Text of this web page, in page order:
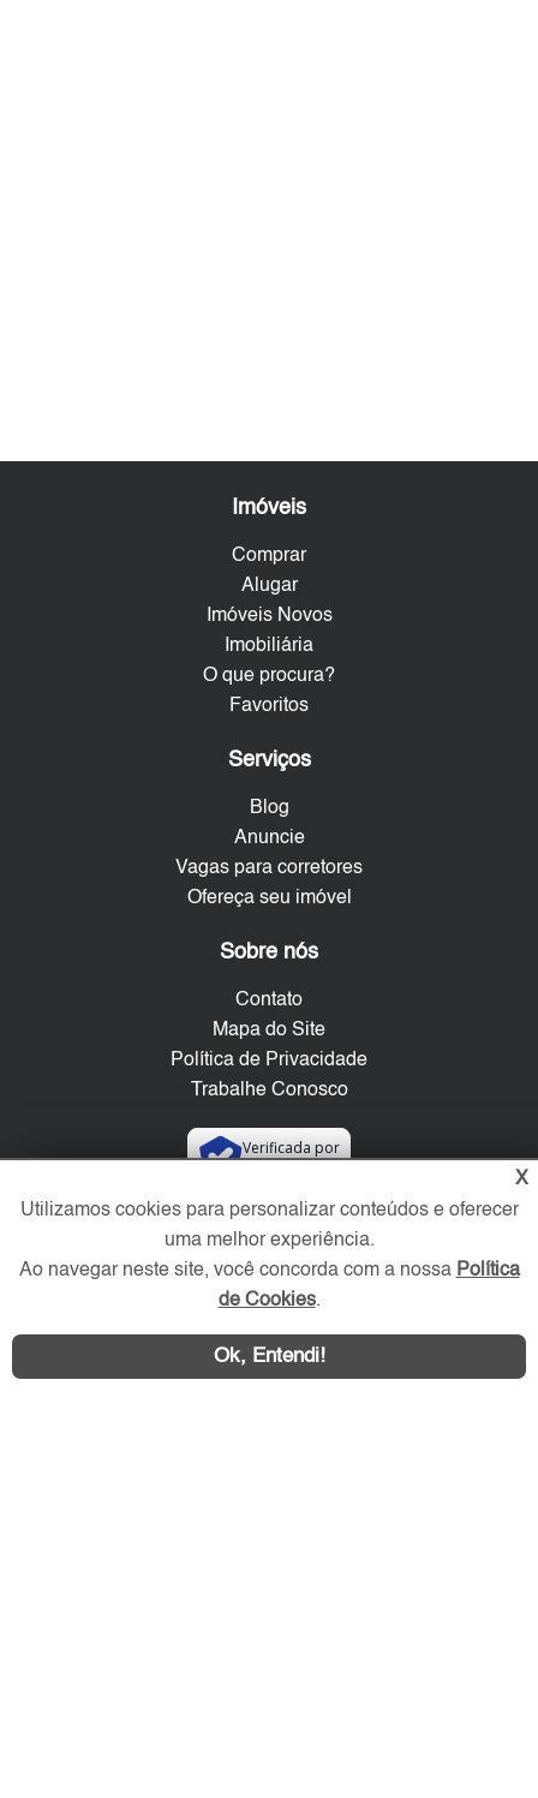
Imóveis
Comprar
Alugar
Imóveis Novos
Imobiliária
O que procura?
Favoritos
Serviços
Blog
Anuncie
Vagas para corretores
Ofereça seu imóvel
Sobre nós
Contato
Mapa do Site
Política de Privacidade
Trabalhe Conosco
Verificada por
Redes Sociais
X
Utilizamos cookies para personalizar conteúdos e oferecer
uma melhor experiência.
Ao navegar neste site, você concorda com a nossa Política
de Cookies.
Ok, Entendi!